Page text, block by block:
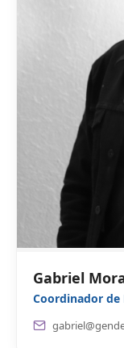
Gabriel
Coordinador